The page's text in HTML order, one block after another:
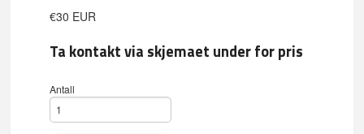
€30 EUR
Ta kontakt via skjemaet under for pris
Antall